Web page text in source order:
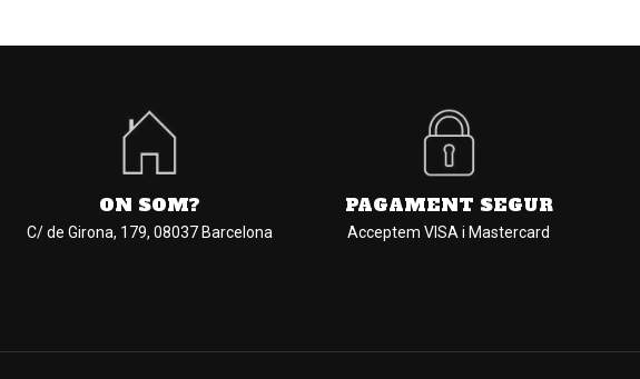
ON SOM?
C/ de Girona, 179, 08037 Barcelona
PAGAMENT SEGUR
Acceptem VISA i Mastercard